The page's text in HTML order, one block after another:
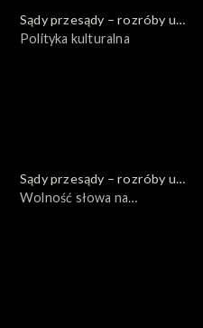
Sądy przesądy – rozróby u
Kuby
Polityka kulturalna
Sądy przesądy – rozróby u
Kuby
Wolność słowa na